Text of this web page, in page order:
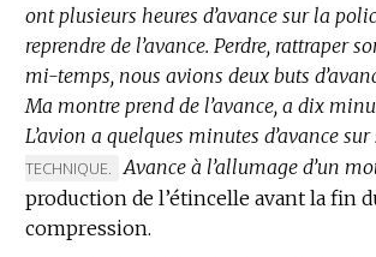
ont plusieurs heures d’avance sur la
reprendre de l’avance. Perdre, rattraper
mi-temps, nous avions deux buts
Ma montre prend de l’avance, a dix
L’avion a quelques minutes d’avance
TECHNIQUE. Avance à l’allumage d’un
production de l’étincelle avant la fin
compression.